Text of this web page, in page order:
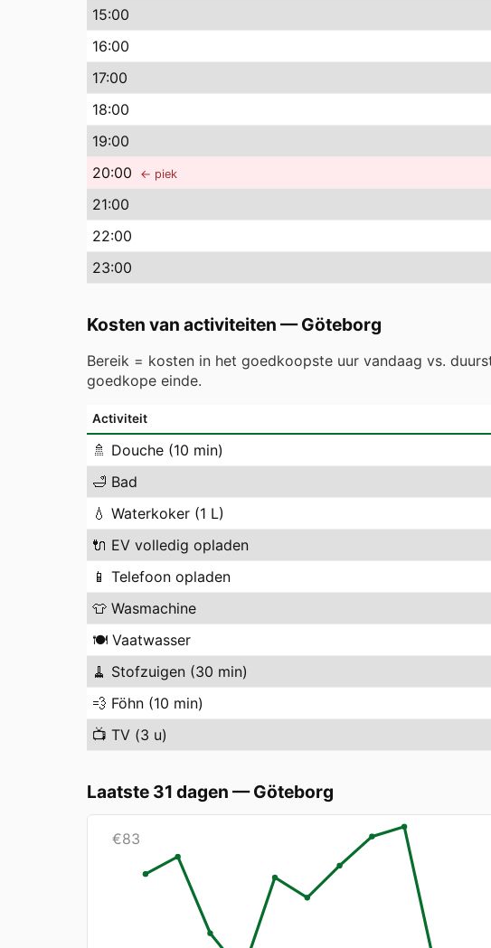
15:00
16:00
17:00
18:00
19:00
20:00 ← piek
21:00
22:00
23:00
Kosten van activiteiten —Göteborg
Bereik = kosten in het goedkoopste uur vandaag vs.
goedkope einde.
Activiteit
🚿 Douche (10 min)
🛁 Bad
💧 Waterkoker (1 L)
🔌 EV volledig opladen
📱 Telefoon opladen
👕 Wasmachine
🍽️ Vaatwasser
🧹 Stofzuigen (30 min)
💨 Föhn (10 min)
📺 TV (3 u)
Laatste 31 dagen —Göteborg
€83